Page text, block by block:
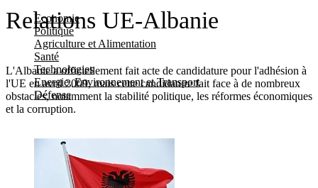
Economie
Politique
Agriculture et Alimentation
Santé
Technologies
Energie, Environnement et Transport
Défense
Relations UE-Albanie
L'Albanie a officiellement fait acte de candidature pour l'adhésion à
l'UE en avril 2009, mais cette candidature fait face à de nombreux
obstacles, notamment la stabilité politique, les réformes économiques
et la corruption.